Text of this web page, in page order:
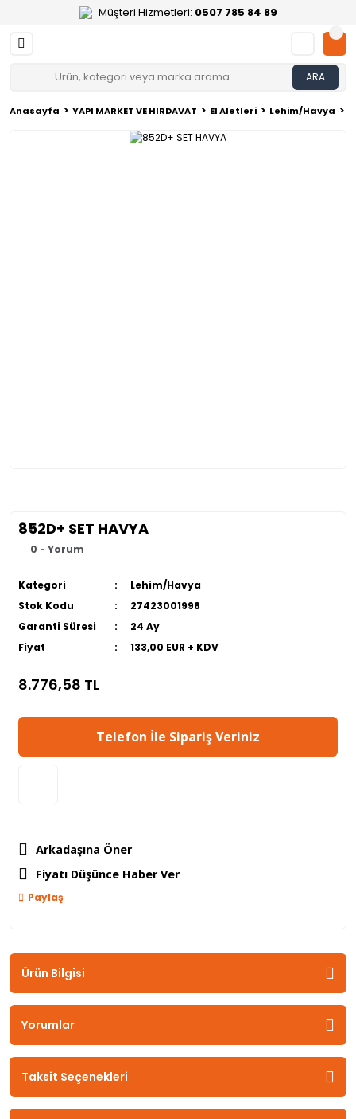
Müşteri Hizmetleri: 0507 785 84 89
ARA
Anasayfa YAPI MARKET VE HIRDAVAT El Aletleri Lehim/Havya
852D+ SET HAVYA
0 - Yorum
Kategori
Lehim/Havya
Stok Kodu
27423001998
Garanti Süresi
24 Ay
Fiyat
133,00 EUR + KDV
8.776,58 TL
Telefon İle Sipariş Veriniz
Arkadaşına Öner
Fiyatı Düşünce Haber Ver
Paylaş
Ürün Bilgisi
Yorumlar
Taksit Seçenekleri